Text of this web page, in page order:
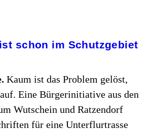
schon im Schutzgebiet
Kaum ist das Problem gelöst,
Eine Bürgerinitiative aus den
Wutschein und Ratzendorf
für eine Unterflurtrasse